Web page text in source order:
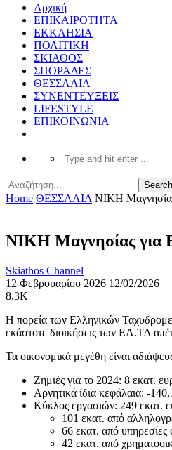
Αρχική
ΕΠΙΚΑΙΡΟΤΗΤΑ
ΕΚΚΛΗΣΙΑ
ΠΟΛΙΤΙΚΗ
ΣΚΙΑΘΟΣ
ΣΠΟΡΑΔΕΣ
ΘΕΣΣΑΛΙΑ
ΣΥΝΕΝΤΕΥΞΕΙΣ
LIFESTYLE
ΕΠΙΚΟΙΝΩΝΙΑ
Home ΘΕΣΣΑΛΙΑ ΝΙΚΗ
ΝΙΚΗ Μαγνησίας για
Skiathos Channel
12 Φεβρουαρίου 2026 12/02/2026
8.3K
Η πορεία των Ελληνικών
εκάστοτε διοικήσεις των ΕΛ.ΤΑ
Τα οικονομικά μεγέθη είναι
Ζημιές για το 2024: 8 εκατ.
Αρνητικά ίδια κεφάλαια: -
Κύκλος εργασιών: 249 εκατ.
101 εκατ. από
66 εκατ. από υπηρεσίες
42 εκατ. από